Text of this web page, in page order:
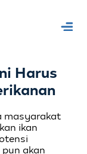
Harus
masyarakat
ikan
akan